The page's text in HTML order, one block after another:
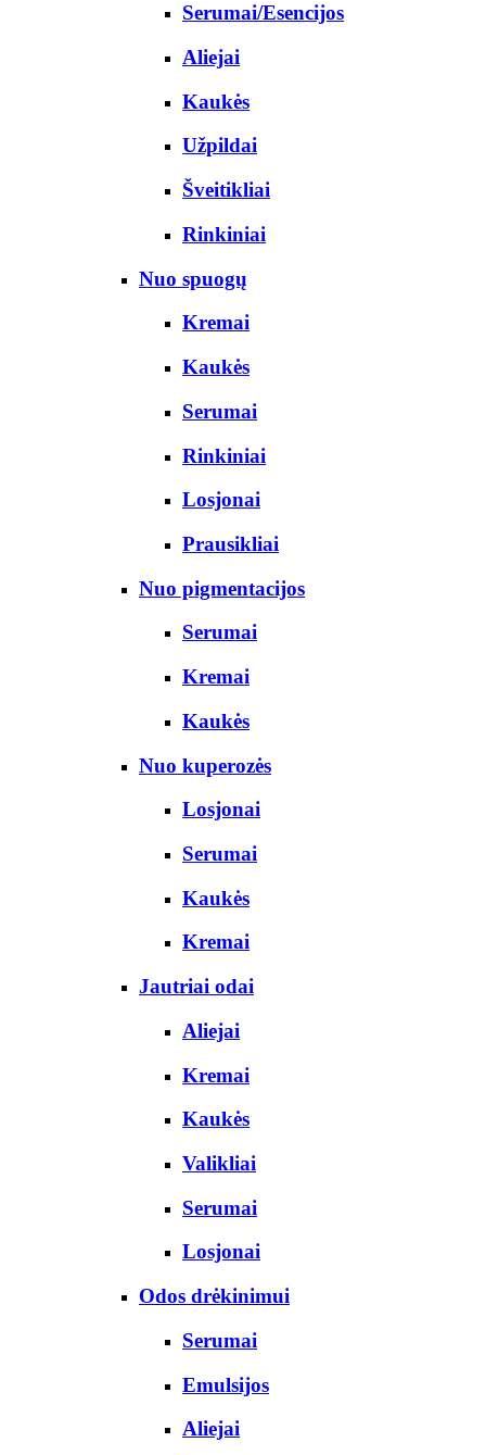
Serumai/Esencijos
Aliejai
Kaukės
Užpildai
Šveitikliai
Rinkiniai
Nuo spuogų
Kremai
Kaukės
Serumai
Rinkiniai
Losjonai
Prausikliai
Nuo pigmentacijos
Serumai
Kremai
Kaukės
Nuo kuperozės
Losjonai
Serumai
Kaukės
Kremai
Jautriai odai
Aliejai
Kremai
Kaukės
Valikliai
Serumai
Losjonai
Odos drėkinimui
Serumai
Emulsijos
Aliejai